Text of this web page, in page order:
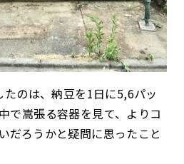
のは、納豆を1日に5,6パッ
で嵩張る容器を見て、よりコ
だろうかと疑問に思ったこと